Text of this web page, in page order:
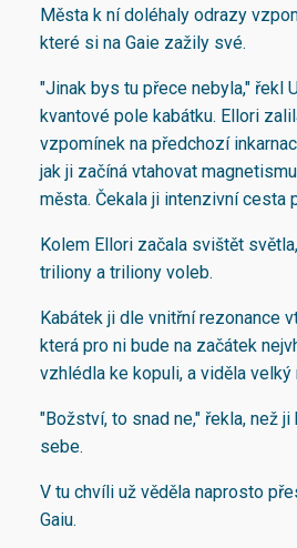
Města k ní doléhaly odrazy
které si na Gaie zažily své.
"Jinak bys tu přece nebyla," řekl
kvantové pole kabátku. Ellori
vzpomínek na předchozí
jak ji začíná vtahovat
města. Čekala ji intenzivní cesta
Kolem Ellori začala svištět
triliony a triliony voleb.
Kabátek ji dle vnitřní rezonance
která pro ni bude na začátek
vzhlédla ke kopuli, a viděla velký
"Božství, to snad ne," řekla, než
sebe.
V tu chvíli už věděla naprosto
Gaiu.